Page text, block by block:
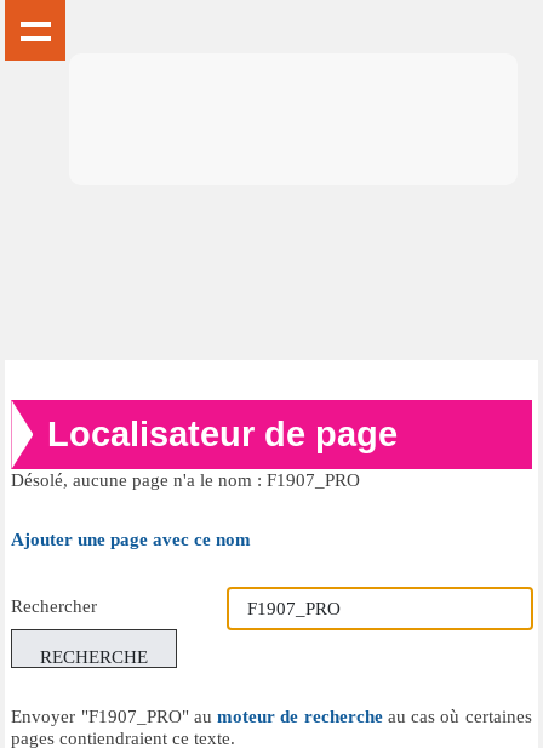
Localisateur de page
Désolé, aucune page n'a le nom : F1907_PRO
Ajouter une page avec ce nom
Rechercher
RECHERCHE
Envoyer "F1907_PRO" aumoteur de rechercheau cas où certaines
pages contiendraient ce texte.